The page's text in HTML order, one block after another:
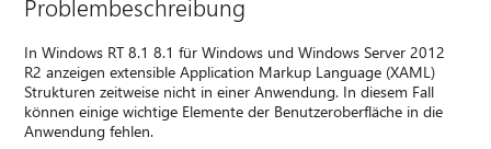
Problembeschreibung
In Windows RT 8.1 8.1 für Windows und Windows Server 2012
R2 anzeigen extensible Application Markup Language (XAML)
Strukturen zeitweise nicht in einer Anwendung. In diesem Fall
können einige wichtige Elemente der Benutzeroberfläche in die
Anwendung fehlen.